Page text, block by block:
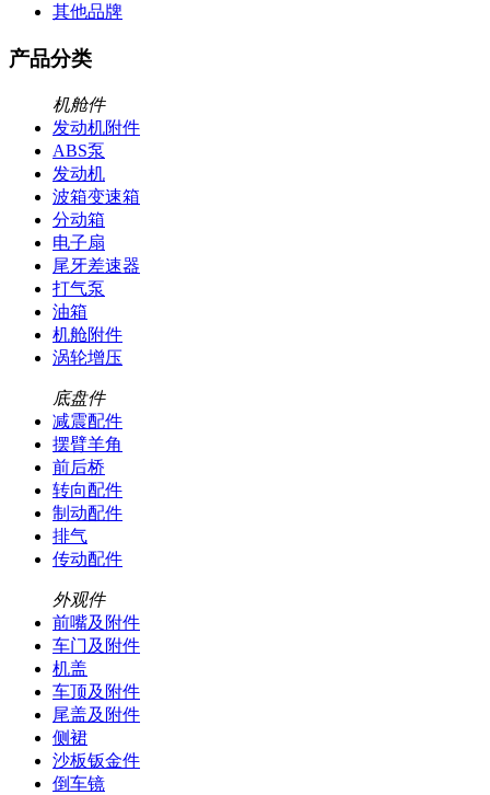
其他品牌
产品分类
机舱件
发动机附件
ABS泵
发动机
波箱变速箱
分动箱
电子扇
尾牙差速器
打气泵
油箱
机舱附件
涡轮增压
底盘件
减震配件
摆臂羊角
前后桥
转向配件
制动配件
排气
传动配件
外观件
前嘴及附件
车门及附件
机盖
车顶及附件
尾盖及附件
侧裙
沙板钣金件
倒车镜